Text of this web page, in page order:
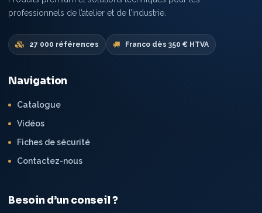
professionnels de l’atelier et de l’industrie.
27 000 références Franco dès 350 € HTVA
Navigation
Catalogue
Vidéos
Fiches de sécurité
Contactez-nous
Besoin d’un conseil ?